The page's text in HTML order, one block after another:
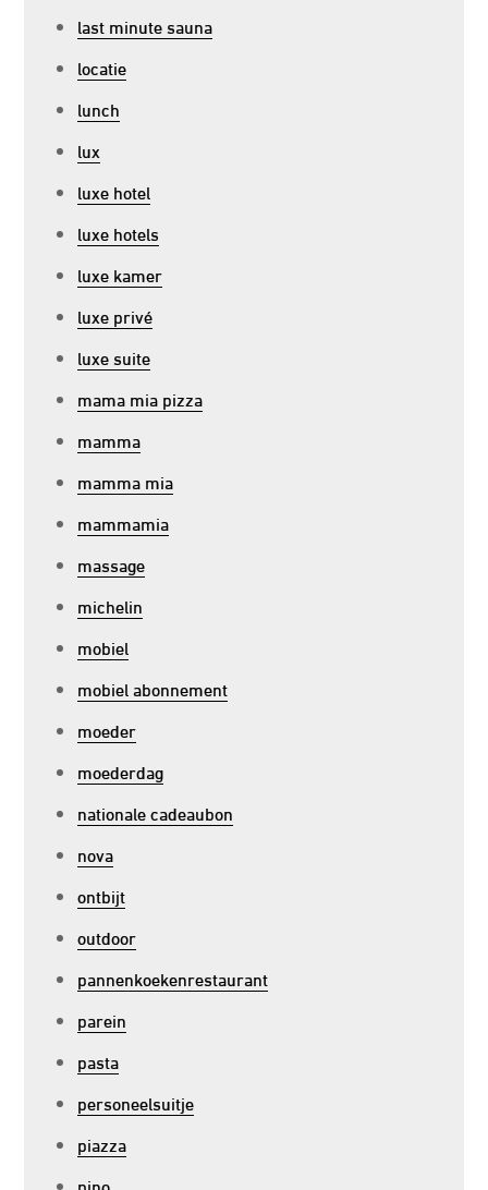
last minute sauna
locatie
lunch
lux
luxe hotel
luxe hotels
luxe kamer
luxe privé
luxe suite
mama mia pizza
mamma
mamma mia
mammamia
massage
michelin
mobiel
mobiel abonnement
moeder
moederdag
nationale cadeaubon
nova
ontbijt
outdoor
pannenkoekenrestaurant
parein
pasta
personeelsuitje
piazza